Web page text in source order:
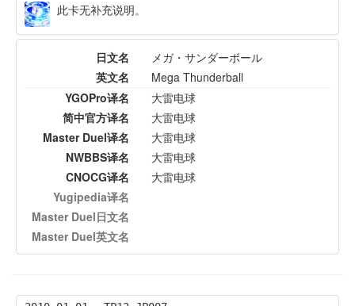
此卡无补充说明。
日文名
メガ・サンダーボール
英文名
Mega Thunderball
YGOPro译名
大雷电球
简中官方译名
大雷电球
Master Duel译名
大雷电球
NWBBS译名
大雷电球
CNOCG译名
大雷电球
Yugipedia译名
Master Duel日文名
Master Duel英文名